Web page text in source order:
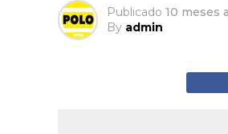
Publicado 10 meses
By admin